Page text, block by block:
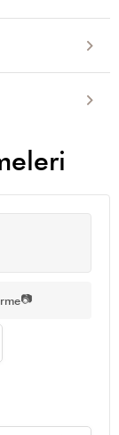
📷